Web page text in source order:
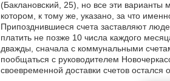
(Баклановский, 25), но все эти варианты
котором, к тому же, указано, за что
Припозднившиеся счета заставляют
платить не позже 10 числа каждого
дважды, сначала с коммунальными
пообщаться с руководителем
своевременной доставки счетов остался